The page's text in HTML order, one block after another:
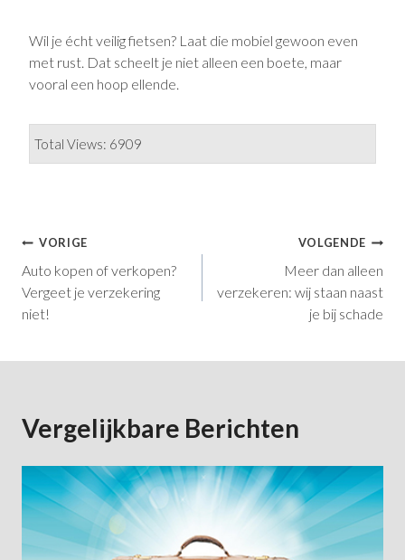
Wil je écht veilig fietsen? Laat die mobiel gewoon even
met rust. Dat scheelt je niet alleen een boete, maar
vooral een hoop ellende.
Total Views: 6909
Bericht
Navigatie
VORIGE
Auto kopen of verkopen?
Vergeet je verzekering
niet!
VOLGENDE
Meer dan alleen
verzekeren: wij staan naast
je bij schade
Vergelijkbare Berichten